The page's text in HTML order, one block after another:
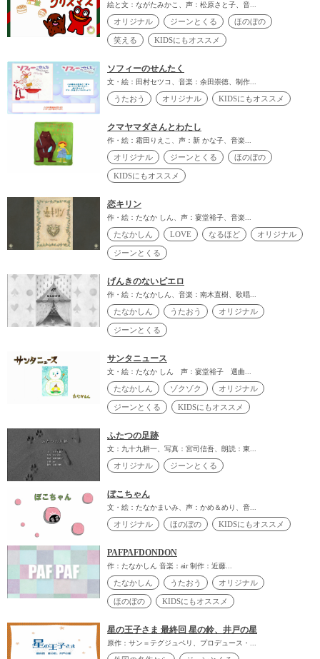
絵と文：ながたみかこ、声：松原さと子、音...
オリジナル ジーンとくる ほのぼの
笑える KIDSにもオススメ
ソフィーのせんたく
文・絵：田村セツコ、音楽：余田崇徳、制作...
うたおう オリジナル KIDSにもオススメ
クマヤマダさんとわたし
作・絵：霜田りえこ、声：新 かな子、音楽...
オリジナル ジーンとくる ほのぼの
KIDSにもオススメ
恋キリン
作・絵：たなか しん、声：宴堂裕子、音楽...
たなかしん LOVE なるほど オリジナル
ジーンとくる
げんきのないピエロ
作・絵：たなかしん、音楽：南木直樹、歌唱...
たなかしん うたおう オリジナル
ジーンとくる
サンタニュース
文・絵：たなか しん 声：宴堂裕子 選曲...
たなかしん ゾクゾク オリジナル
ジーンとくる KIDSにもオススメ
ふたつの足跡
文：九十九耕一、写真：宮司信吾、朗読：東...
オリジナル ジーンとくる
ぼこちゃん
文・絵：たなかまいみ、声：かめ＆めり、音...
オリジナル ほのぼの KIDSにもオススメ
PAFPAFDONDON
作：たなかしん 音楽：air 制作：近藤...
たなかしん うたおう オリジナル
ほのぼの KIDSにもオススメ
星の王子さま 最終回 星の鈴、井戸の星
原作：サン＝テグジュペリ、プロデュース・...